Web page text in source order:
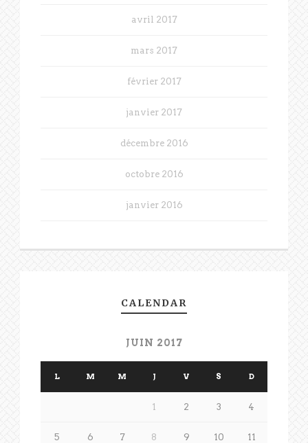
avril 2017
mars 2017
février 2017
janvier 2017
décembre 2016
octobre 2016
janvier 2016
CALENDAR
JUIN 2017
L M M J V S D
1 2 3 4
5 6 7 8 9 10 11